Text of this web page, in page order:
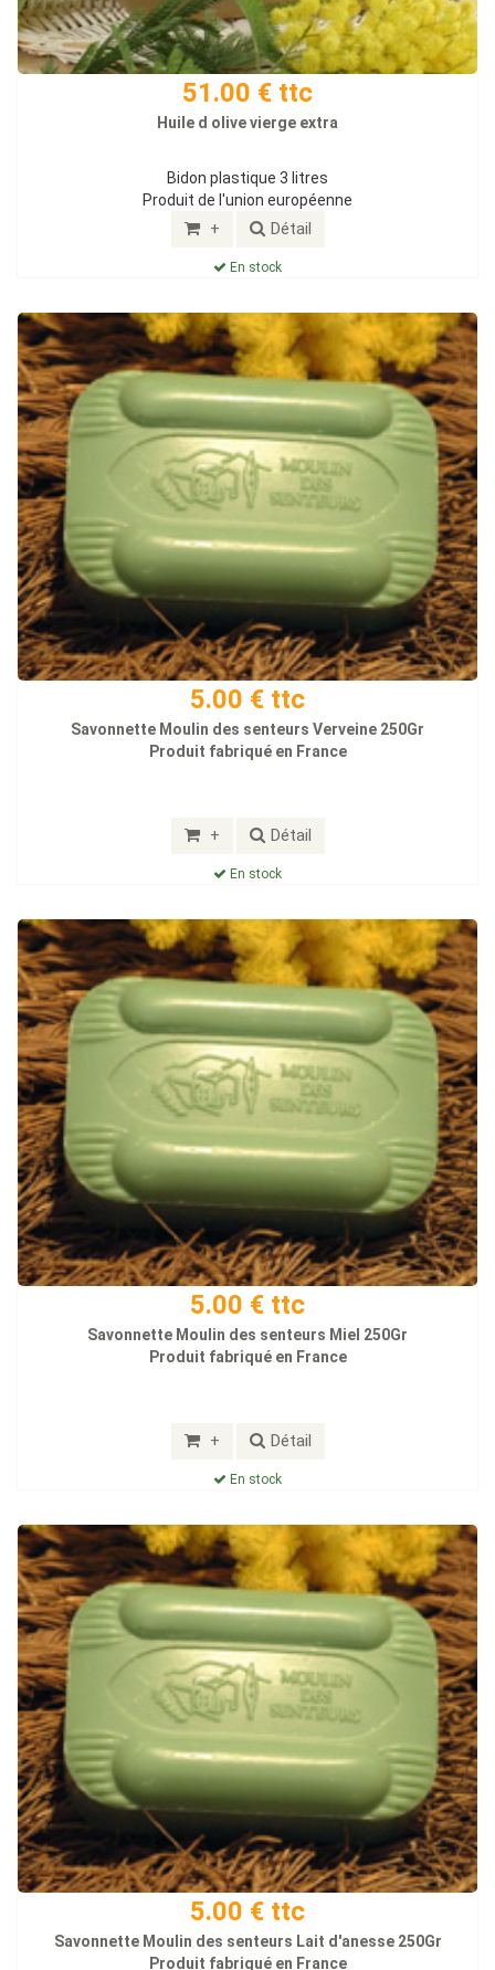
51.00 € ttc
Huile d olive vierge extra
Bidon plastique 3 litres
Produit de l'union européenne
+ Détail
En stock
5.00 € ttc
Savonnette Moulin des senteurs Verveine 250Gr
Produit fabriqué en France
+ Détail
En stock
5.00 € ttc
Savonnette Moulin des senteurs Miel 250Gr
Produit fabriqué en France
+ Détail
En stock
5.00 € ttc
Savonnette Moulin des senteurs Lait d'anesse 250Gr
Produit fabriqué en France